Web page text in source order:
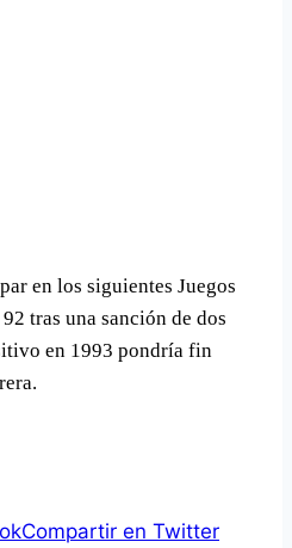
en los siguientes Juegos
tras una sanción de dos
en 1993 pondrí­a fin
Compartir en Twitter